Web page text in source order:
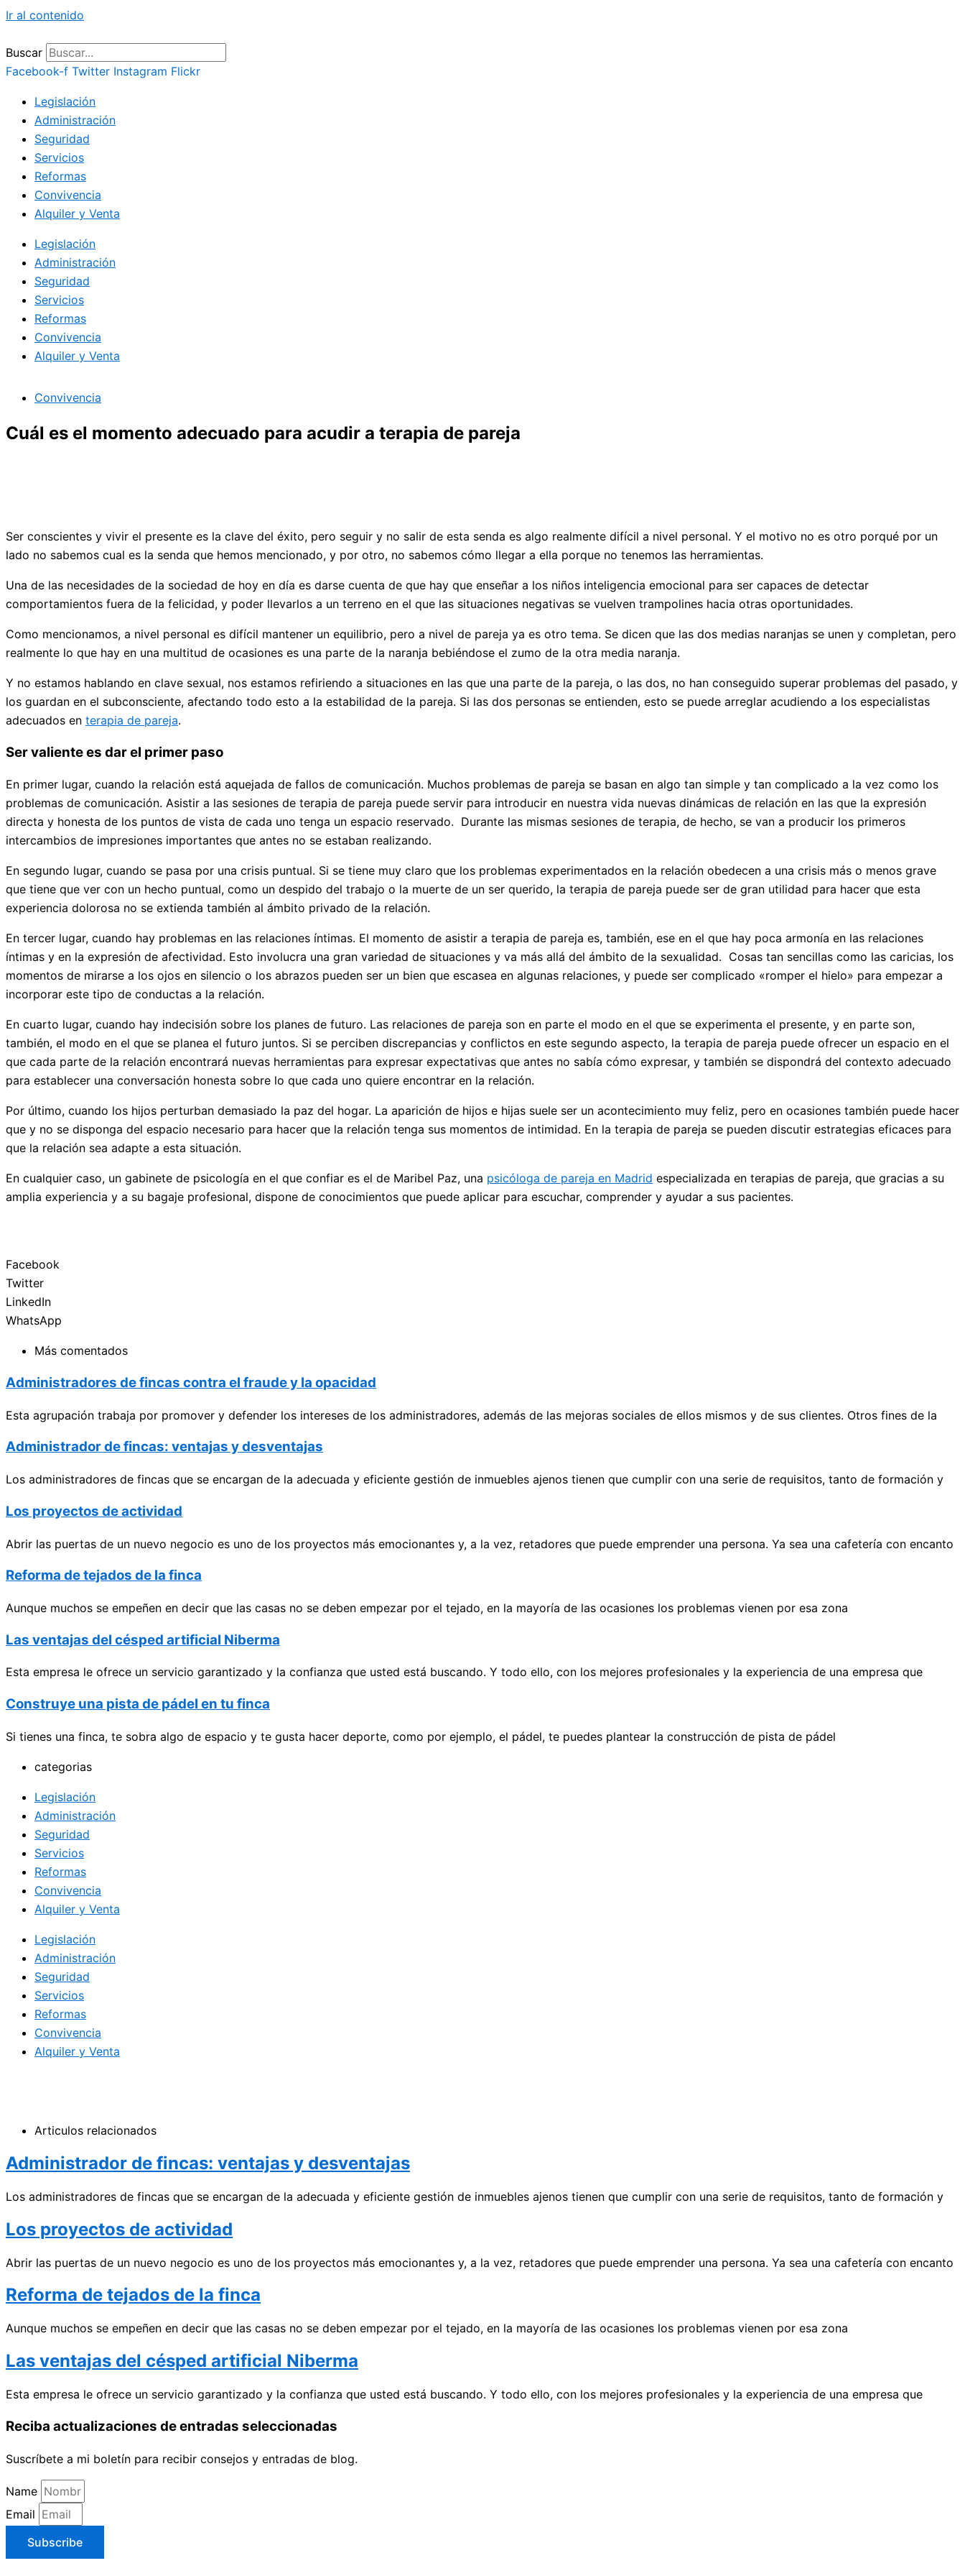
Ir al contenido
Buscar
Facebook-f Twitter Instagram Flickr
Legislación
Administración
Seguridad
Servicios
Reformas
Convivencia
Alquiler y Venta
Legislación
Administración
Seguridad
Servicios
Reformas
Convivencia
Alquiler y Venta
Convivencia
Cuál es el momento adecuado para acudir a terapia de pareja
Ser conscientes y vivir el presente es la clave del éxito, pero seguir y no salir de esta senda es algo realmente difícil a nivel personal. Y el motivo no es otro porqué por un
lado no sabemos cual es la senda que hemos mencionado, y por otro, no sabemos cómo llegar a ella porque no tenemos las herramientas.
Una de las necesidades de la sociedad de hoy en día es darse cuenta de que hay que enseñar a los niños inteligencia emocional para ser capaces de detectar
comportamientos fuera de la felicidad, y poder llevarlos a un terreno en el que las situaciones negativas se vuelven trampolines hacia otras oportunidades.
Como mencionamos, a nivel personal es difícil mantener un equilibrio, pero a nivel de pareja ya es otro tema. Se dicen que las dos medias naranjas se unen y completan, pero
realmente lo que hay en una multitud de ocasiones es una parte de la naranja bebiéndose el zumo de la otra media naranja.
Y no estamos hablando en clave sexual, nos estamos refiriendo a situaciones en las que una parte de la pareja, o las dos, no han conseguido superar problemas del pasado, y
los guardan en el subconsciente, afectando todo esto a la estabilidad de la pareja. Si las dos personas se entienden, esto se puede arreglar acudiendo a los especialistas
adecuados en terapia de pareja.
Ser valiente es dar el primer paso
En primer lugar, cuando la relación está aquejada de fallos de comunicación. Muchos problemas de pareja se basan en algo tan simple y tan complicado a la vez como los
problemas de comunicación. Asistir a las sesiones de terapia de pareja puede servir para introducir en nuestra vida nuevas dinámicas de relación en las que la expresión
directa y honesta de los puntos de vista de cada uno tenga un espacio reservado. Durante las mismas sesiones de terapia, de hecho, se van a producir los primeros
intercambios de impresiones importantes que antes no se estaban realizando.
En segundo lugar, cuando se pasa por una crisis puntual. Si se tiene muy claro que los problemas experimentados en la relación obedecen a una crisis más o menos grave
que tiene que ver con un hecho puntual, como un despido del trabajo o la muerte de un ser querido, la terapia de pareja puede ser de gran utilidad para hacer que esta
experiencia dolorosa no se extienda también al ámbito privado de la relación.
En tercer lugar, cuando hay problemas en las relaciones íntimas. El momento de asistir a terapia de pareja es, también, ese en el que hay poca armonía en las relaciones
íntimas y en la expresión de afectividad. Esto involucra una gran variedad de situaciones y va más allá del ámbito de la sexualidad. Cosas tan sencillas como las caricias, los
momentos de mirarse a los ojos en silencio o los abrazos pueden ser un bien que escasea en algunas relaciones, y puede ser complicado «romper el hielo» para empezar a
incorporar este tipo de conductas a la relación.
En cuarto lugar, cuando hay indecisión sobre los planes de futuro. Las relaciones de pareja son en parte el modo en el que se experimenta el presente, y en parte son,
también, el modo en el que se planea el futuro juntos. Si se perciben discrepancias y conflictos en este segundo aspecto, la terapia de pareja puede ofrecer un espacio en el
que cada parte de la relación encontrará nuevas herramientas para expresar expectativas que antes no sabía cómo expresar, y también se dispondrá del contexto adecuado
para establecer una conversación honesta sobre lo que cada uno quiere encontrar en la relación.
Por último, cuando los hijos perturban demasiado la paz del hogar. La aparición de hijos e hijas suele ser un acontecimiento muy feliz, pero en ocasiones también puede hacer
que y no se disponga del espacio necesario para hacer que la relación tenga sus momentos de intimidad. En la terapia de pareja se pueden discutir estrategias eficaces para
que la relación sea adapte a esta situación.
En cualquier caso, un gabinete de psicología en el que confiar es el de Maribel Paz, una psicóloga de pareja en Madrid especializada en terapias de pareja, que gracias a su
amplia experiencia y a su bagaje profesional, dispone de conocimientos que puede aplicar para escuchar, comprender y ayudar a sus pacientes.
Facebook
Twitter
LinkedIn
WhatsApp
Más comentados
Administradores de fincas contra el fraude y la opacidad
Esta agrupación trabaja por promover y defender los intereses de los administradores, además de las mejoras sociales de ellos mismos y de sus clientes. Otros fines de la
Administrador de fincas: ventajas y desventajas
Los administradores de fincas que se encargan de la adecuada y eficiente gestión de inmuebles ajenos tienen que cumplir con una serie de requisitos, tanto de formación y
Los proyectos de actividad
Abrir las puertas de un nuevo negocio es uno de los proyectos más emocionantes y, a la vez, retadores que puede emprender una persona. Ya sea una cafetería con encanto
Reforma de tejados de la finca
Aunque muchos se empeñen en decir que las casas no se deben empezar por el tejado, en la mayoría de las ocasiones los problemas vienen por esa zona
Las ventajas del césped artificial Niberma
Esta empresa le ofrece un servicio garantizado y la confianza que usted está buscando. Y todo ello, con los mejores profesionales y la experiencia de una empresa que
Construye una pista de pádel en tu finca
Si tienes una finca, te sobra algo de espacio y te gusta hacer deporte, como por ejemplo, el pádel, te puedes plantear la construcción de pista de pádel
categorias
Legislación
Administración
Seguridad
Servicios
Reformas
Convivencia
Alquiler y Venta
Legislación
Administración
Seguridad
Servicios
Reformas
Convivencia
Alquiler y Venta
Articulos relacionados
Administrador de fincas: ventajas y desventajas
Los administradores de fincas que se encargan de la adecuada y eficiente gestión de inmuebles ajenos tienen que cumplir con una serie de requisitos, tanto de formación y
Los proyectos de actividad
Abrir las puertas de un nuevo negocio es uno de los proyectos más emocionantes y, a la vez, retadores que puede emprender una persona. Ya sea una cafetería con encanto
Reforma de tejados de la finca
Aunque muchos se empeñen en decir que las casas no se deben empezar por el tejado, en la mayoría de las ocasiones los problemas vienen por esa zona
Las ventajas del césped artificial Niberma
Esta empresa le ofrece un servicio garantizado y la confianza que usted está buscando. Y todo ello, con los mejores profesionales y la experiencia de una empresa que
Reciba actualizaciones de entradas seleccionadas
Suscríbete a mi boletín para recibir consejos y entradas de blog.
Name
Email
Subscribe